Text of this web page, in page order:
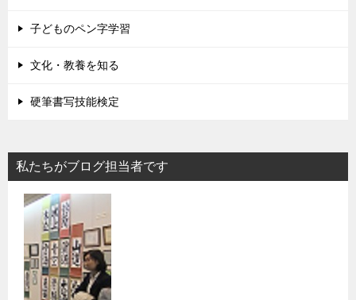
子どものペン字学習
文化・教養を知る
硬筆書写技能検定
私たちがブログ担当者です